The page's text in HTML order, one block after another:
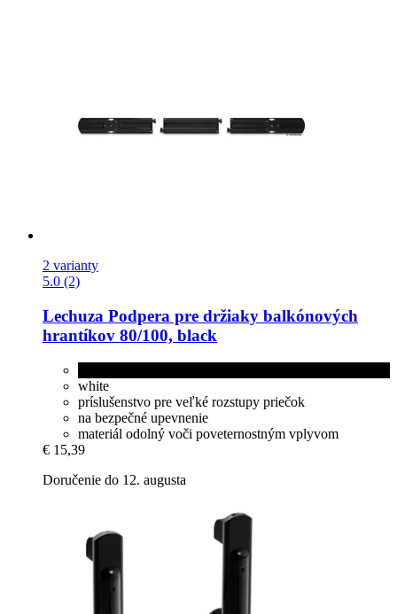
2 varianty
5.0 (2)
Lechuza Podpera pre držiaky balkónových
hrantíkov 80/100, black
white
príslušenstvo pre veľké rozstupy priečok
na bezpečné upevnenie
materiál odolný voči poveternostným vplyvom
€ 15,39
Doručenie do 12. augusta